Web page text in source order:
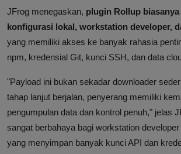
JFrog menegaskan, plugin Rollup
konfigurasi lokal, workstation developer,
yang memiliki akses ke banyak rahasia
npm, kredensial Git, kunci SSH, dan data
"Payload ini bukan sekadar downloader
tahap lanjut berjalan, penyerang memiliki
pengumpulan data dan kontrol penuh," jelas
sangat berbahaya bagi workstation
yang menyimpan banyak kunci API dan